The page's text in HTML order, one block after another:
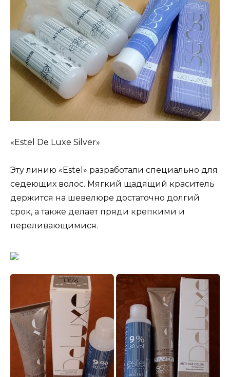
«Estel De Luxe Silver»
Эту линию «Estel» разработали специально для
седеющих волос. Мягкий щадящий краситель
держится на шевелюре достаточно долгий
срок, а также делает пряди крепкими и
переливающимися.